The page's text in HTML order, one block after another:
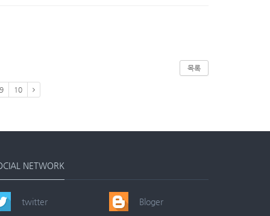
목록
9 10
NETWORK
twitter Bloger